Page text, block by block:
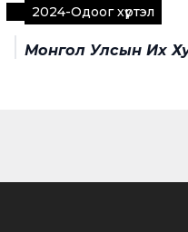
2024-Одоог хүртэл
Монгол Улсын Их